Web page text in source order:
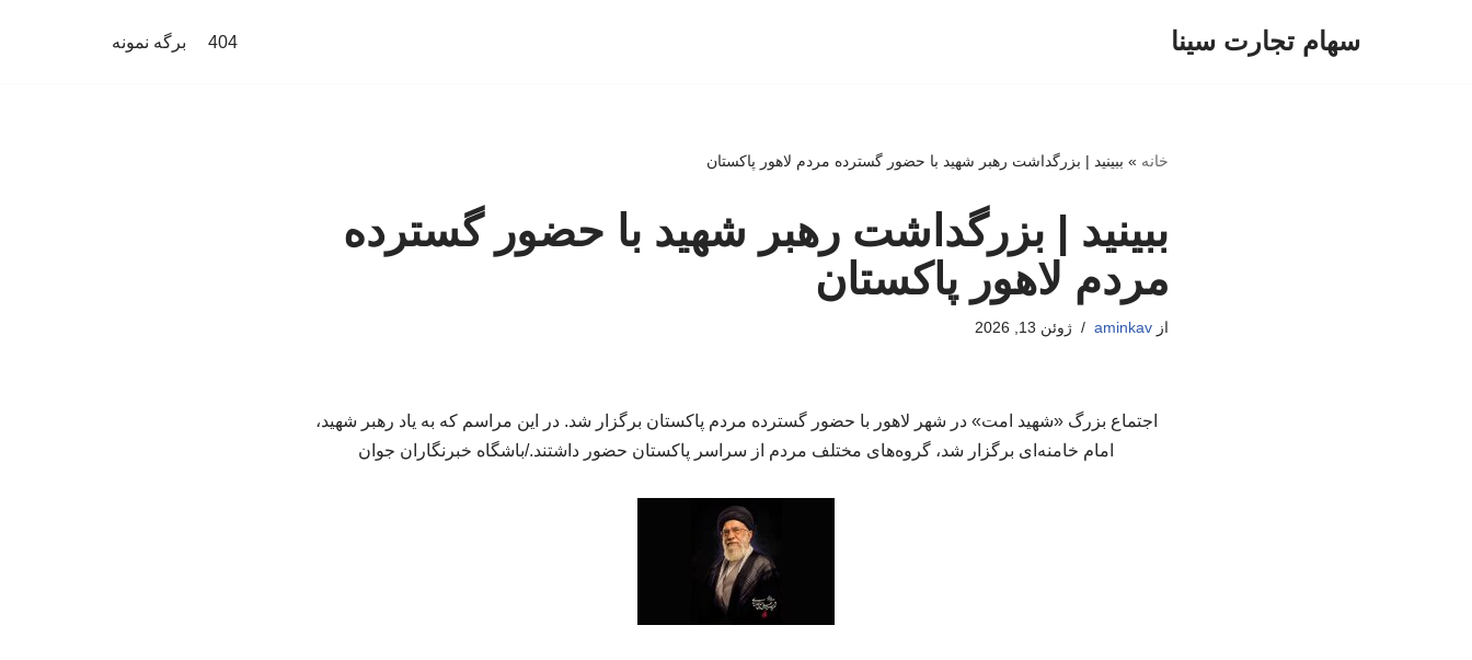
سهام تجارت سینا 404 برگه نمونه
خانه » ببینید | بزرگداشت رهبر شهید با حضور گسترده مردم لاهور پاکستان
ببینید | بزرگداشت رهبر شهید با حضور گسترده
مردم لاهور پاکستان
ازaminkav ژوئن 13, 2026
اجتماع بزرگ «شهید امت» در شهر لاهور با حضور گسترده مردم پاکستان برگزار شد. در این مراسم که به یاد رهبر شهید،
امام خامنه‌ای برگزار شد، گروه‌های مختلف مردم از سراسر پاکستان حضور داشتند./باشگاه خبرنگاران جوان